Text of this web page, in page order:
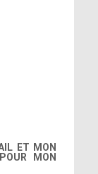
ET MON
MON